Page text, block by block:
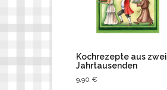
Kochrezepte aus zwei
Jahrtausenden
9,90 €